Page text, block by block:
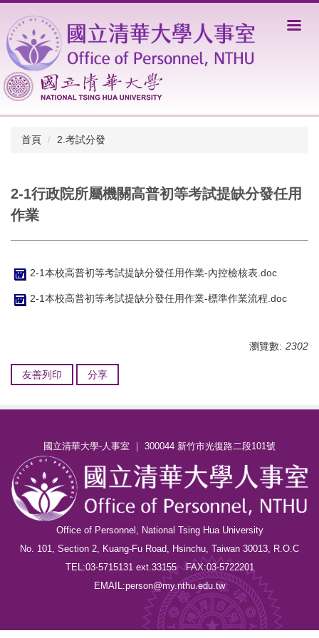
到
主
要
內
容
區
首頁 2.考試分發
2-1行政院所屬機關高普初等考試提缺分發任用
作業
2-1本校高普初等考試提缺分發任用作業-內控檢核表.doc
2-1本校高普初等考試提缺分發任用作業-標準作業流程.doc
瀏覽數: 2302
友善列印 分享
國立清華大學-人事室 ｜ 300044 新竹市光復路二段101號
Office of Personnel, National Tsing Hua University
No. 101, Section 2, Kuang-Fu Road, Hsinchu, Taiwan 30013, R.O.C
TEL:03-5715131 ext.33155 FAX:03-5722201
EMAIL:person@my.nthu.edu.tw